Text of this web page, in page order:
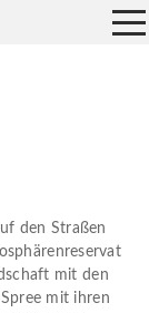
den Straßen
mit den
mit ihren